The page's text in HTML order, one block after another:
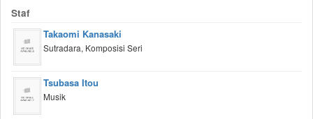
Staf
Takaomi Kanasaki
Sutradara, Komposisi Seri
Tsubasa Itou
Musik